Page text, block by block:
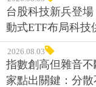
台股科技新兵登
動式ETF布局科技
2026.08.03
指數創高但雜音
家點出關鍵：分